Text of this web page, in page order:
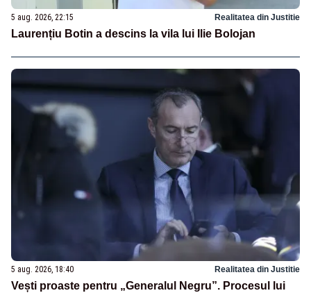
5 aug. 2026, 22:15 Realitatea din Justitie
Laurențiu Botin a descins la vila lui Ilie Bolojan
5 aug. 2026, 18:40 Realitatea din Justitie
Vești proaste pentru „Generalul Negru”. Procesul lui